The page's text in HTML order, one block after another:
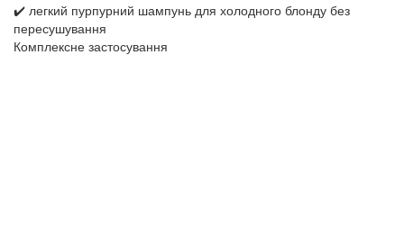
✔️ легкий пурпурний шампунь для холодного блонду без
пересушування
Комплексне застосування